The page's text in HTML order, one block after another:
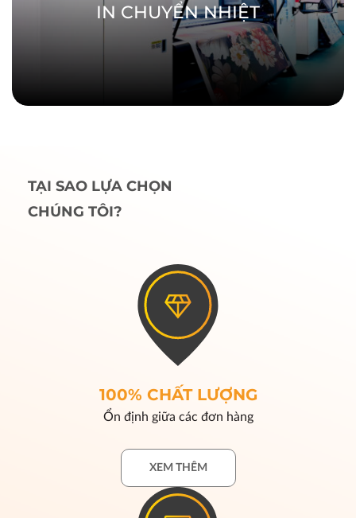
IN CHUYỂN NHIỆT
TẠI SAO LỰA CHỌN
CHÚNG TÔI?
100% CHẤT LƯỢNG
Ổn định giữa các đơn hàng
XEM THÊM